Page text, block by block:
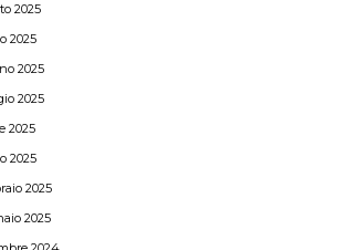
2025
2025
2025
2025
2025
2025
2025
2025